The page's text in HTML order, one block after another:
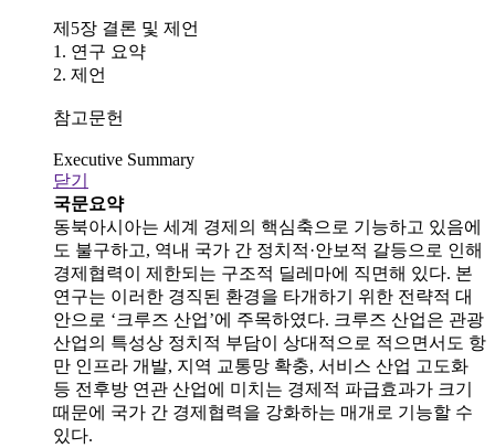
제5장 결론 및 제언
1. 연구 요약
2. 제언
참고문헌
Executive Summary
닫기
국문요약
동북아시아는 세계 경제의 핵심축으로 기능하고 있음에
도 불구하고, 역내 국가 간 정치적·안보적 갈등으로 인해
경제협력이 제한되는 구조적 딜레마에 직면해 있다. 본
연구는 이러한 경직된 환경을 타개하기 위한 전략적 대
안으로 ‘크루즈 산업’에 주목하였다. 크루즈 산업은 관광
산업의 특성상 정치적 부담이 상대적으로 적으면서도 항
만 인프라 개발, 지역 교통망 확충, 서비스 산업 고도화
등 전후방 연관 산업에 미치는 경제적 파급효과가 크기
때문에 국가 간 경제협력을 강화하는 매개로 기능할 수
있다.